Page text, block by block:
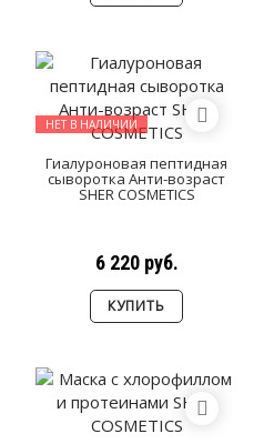
НЕТ В НАЛИЧИИ
Гиалуроновая пептидная
сыворотка Анти-возраст
SHER COSMETICS
6 220 руб.
КУПИТЬ